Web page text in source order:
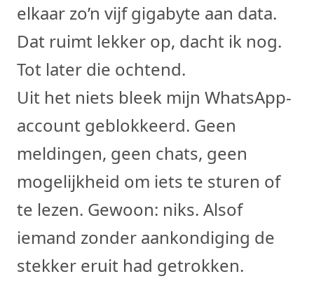
elkaar zo’n vijf gigabyte aan data.
Dat ruimt lekker op, dacht ik nog.
Tot later die ochtend.
Uit het niets bleek mijn WhatsApp-
account geblokkeerd. Geen
meldingen, geen chats, geen
mogelijkheid om iets te sturen of
te lezen. Gewoon: niks. Alsof
iemand zonder aankondiging de
stekker eruit had getrokken.